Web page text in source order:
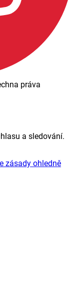
práva
a sledování.
zásady ohledně